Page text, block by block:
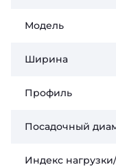
Модель
Ширина
Профиль
Посадочный
Индекс нагрузки/